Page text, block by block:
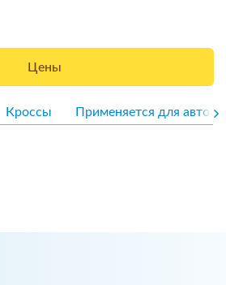
Цены
Кроссы Применяется для авто